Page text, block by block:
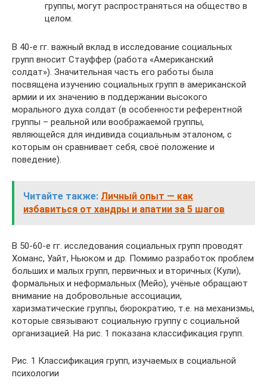
группы, могут распространяться на общество в
целом.
В 40-е гг. важный вклад в исследование социальных
групп вносит Стауффер (работа «Американский
солдат»). Значительная часть его работы была
посвящена изучению социальных групп в американской
армии и их значению в поддержании высокого
морального духа солдат (в особенности референтной
группы – реальной или воображаемой группы,
являющейся для индивида социальным эталоном, с
которым он сравнивает себя, своё положение и
поведение).
Читайте также: Личный опыт — как
избавиться от хандры и апатии за 5 шагов
В 50-60-е гг. исследования социальных групп проводят
Хоманс, Уайт, Ньюком и др. Помимо разработок проблем
больших и малых групп, первичных и вторичных (Кули),
формальных и неформальных (Мейо), учёные обращают
внимание на добровольные ассоциации,
харизматические группы, бюрократию, т.е. на механизмы,
которые связывают социальную группу с социальной
организацией. На рис. 1 показана классификация групп.
Рис. 1 Классификация групп, изучаемых в социальной
психологии